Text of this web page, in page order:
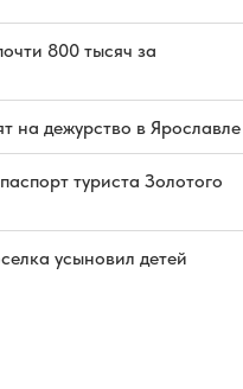
800 тысяч за
на дежурство в Ярославле
туриста Золотого
усыновил детей